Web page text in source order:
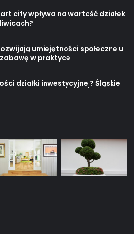
city wpływa na wartość działek
umiejętności społeczne u
w praktyce
działki inwestycyjnej? Śląskie